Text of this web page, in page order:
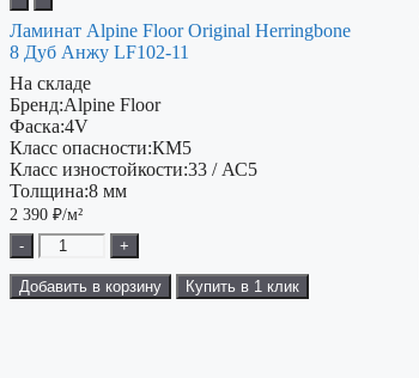
Ламинат Alpine Floor Original Herringbone
8 Дуб Анжу LF102-11
На складе
Бренд:Alpine Floor
Фаска:4V
Класс опасности:КМ5
Класс изностойкости:33 / АС5
Толщина:8 мм
2 390 ₽/м²
-
+
Добавить в корзину Купить в 1 клик